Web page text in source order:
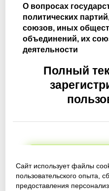
Сайт использует файлы
пользовательского опыта,
предоставления
О вопросах
политических
союзов, иных
объединений, их
деятельности
Полный